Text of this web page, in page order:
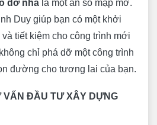
dỡ nhà là một ẩn số mập mờ.
Duy giúp bạn có một khởi
tiết kiệm cho công trình mới
chỉ phá dỡ một công trình
đường cho tương lai của bạn.
VẤN ĐẦU TƯ XÂY DỰNG